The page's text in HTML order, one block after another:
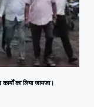
का लिया जायजा।